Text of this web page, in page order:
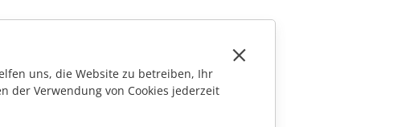
uns, die Website zu betreiben, Ihr
der Verwendung von Cookies jederzeit